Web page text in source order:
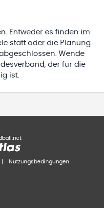
Entweder es finden im
statt oder die Planung
Wende
der für die
ist.
Nutzungsbedingungen